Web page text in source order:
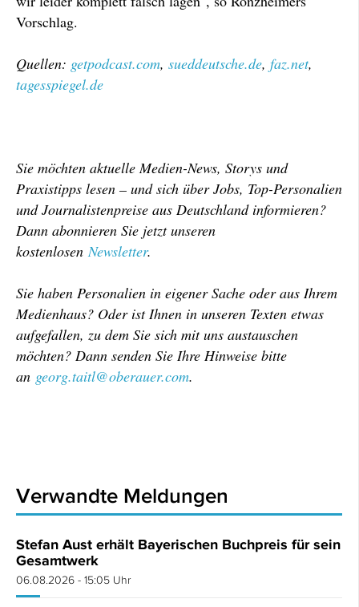
Vorschlag.
Quellen: getpodcast.com, sueddeutsche.de, faz.net,
tagesspiegel.de
Sie möchten aktuelle Medien-News, Storys und
Praxistipps lesen – und sich über Jobs, Top-Personalien
und Journalistenpreise aus Deutschland informieren?
Dann abonnieren Sie jetzt unseren
kostenlosenNewsletter.
Sie haben Personalien in eigener Sache oder aus Ihrem
Medienhaus? Oder ist Ihnen in unseren Texten etwas
aufgefallen, zu dem Sie sich mit uns austauschen
möchten? Dann senden Sie Ihre Hinweise bitte
an georg.taitl@oberauer.com.
Verwandte Meldungen
Stefan Aust erhält Bayerischen Buchpreis für sein
Gesamtwerk
06.08.2026 - 15:05 Uhr